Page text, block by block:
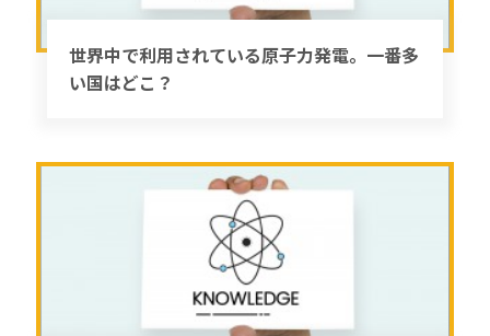
世界中で利用されている原子力発電。一番多
い国はどこ？